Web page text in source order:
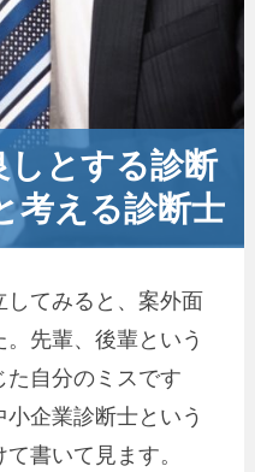
しとする診断
考える診断士
してみると、案外面
先輩、後輩という
た自分のミスです
企業診断士という
書いて見ます。